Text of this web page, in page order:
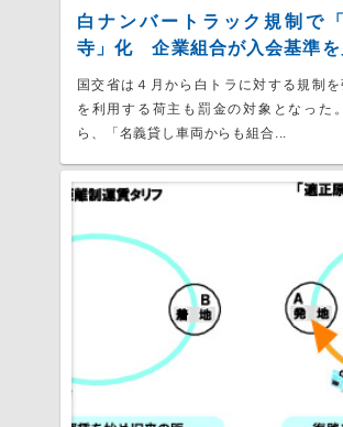
白ナンバートラック規制で
寺」化 企業組合が入会基準を
国交省は４月から白トラに対する規制を
を利用する荷主も罰金の対象となった
ら、「名義貸し車両からも組合...